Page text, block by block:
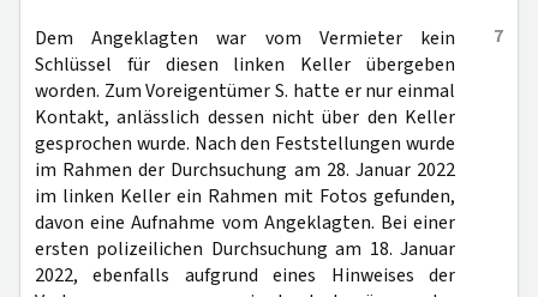
7
Dem Angeklagten war vom Vermieter kein
Schlüssel für diesen linken Keller übergeben
worden. Zum Voreigentümer S. hatte er nur einmal
Kontakt, anlässlich dessen nicht über den Keller
gesprochen wurde. Nach den Feststellungen wurde
im Rahmen der Durchsuchung am 28. Januar 2022
im linken Keller ein Rahmen mit Fotos gefunden,
davon eine Aufnahme vom Angeklagten. Bei einer
ersten polizeilichen Durchsuchung am 18. Januar
2022, ebenfalls aufgrund eines Hinweises der